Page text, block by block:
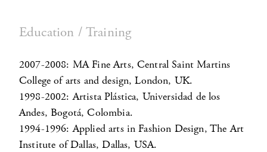
Education / Training
2007-2008: MA Fine Arts, Central Saint Martins
College of arts and design, London, UK.
1998-2002: Artista Plástica, Universidad de los
Andes, Bogotá, Colombia.
1994-1996: Applied arts in Fashion Design, The Art
Institute of Dallas, Dallas, USA.